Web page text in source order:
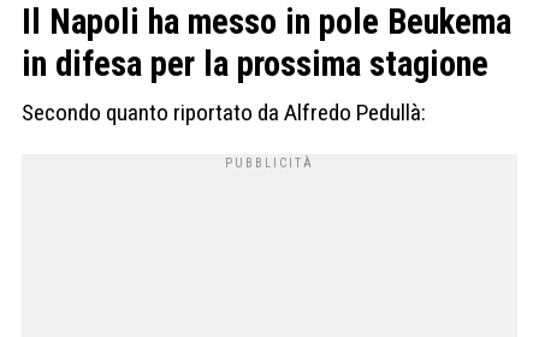
Il Napoli ha messo in pole Beukema
in difesa per la prossima stagione
Secondo quanto riportato da Alfredo Pedullà: